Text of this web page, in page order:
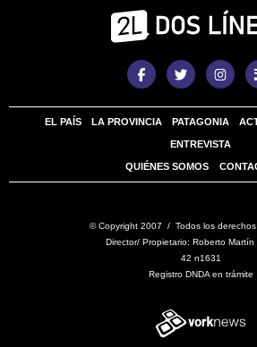
EL PAÍS LA PROVINCIA PATAGONIA
ENTREVISTA
QUIÉNES SOMOS
© Copyright 2007 / Todos los
Director/ Propietario: Roberto Martín
42 n1631
Registro DNDA en trámite